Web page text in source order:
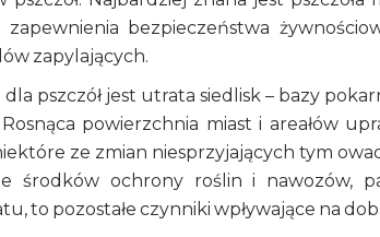
bezpieczeństwa
zapylających.
pszczół jest utrata siedlisk – bazy
powierzchnia miast i areałów
ze zmian niesprzyjających tym
środków ochrony roślin i nawozów,
to pozostałe czynniki wpływające na